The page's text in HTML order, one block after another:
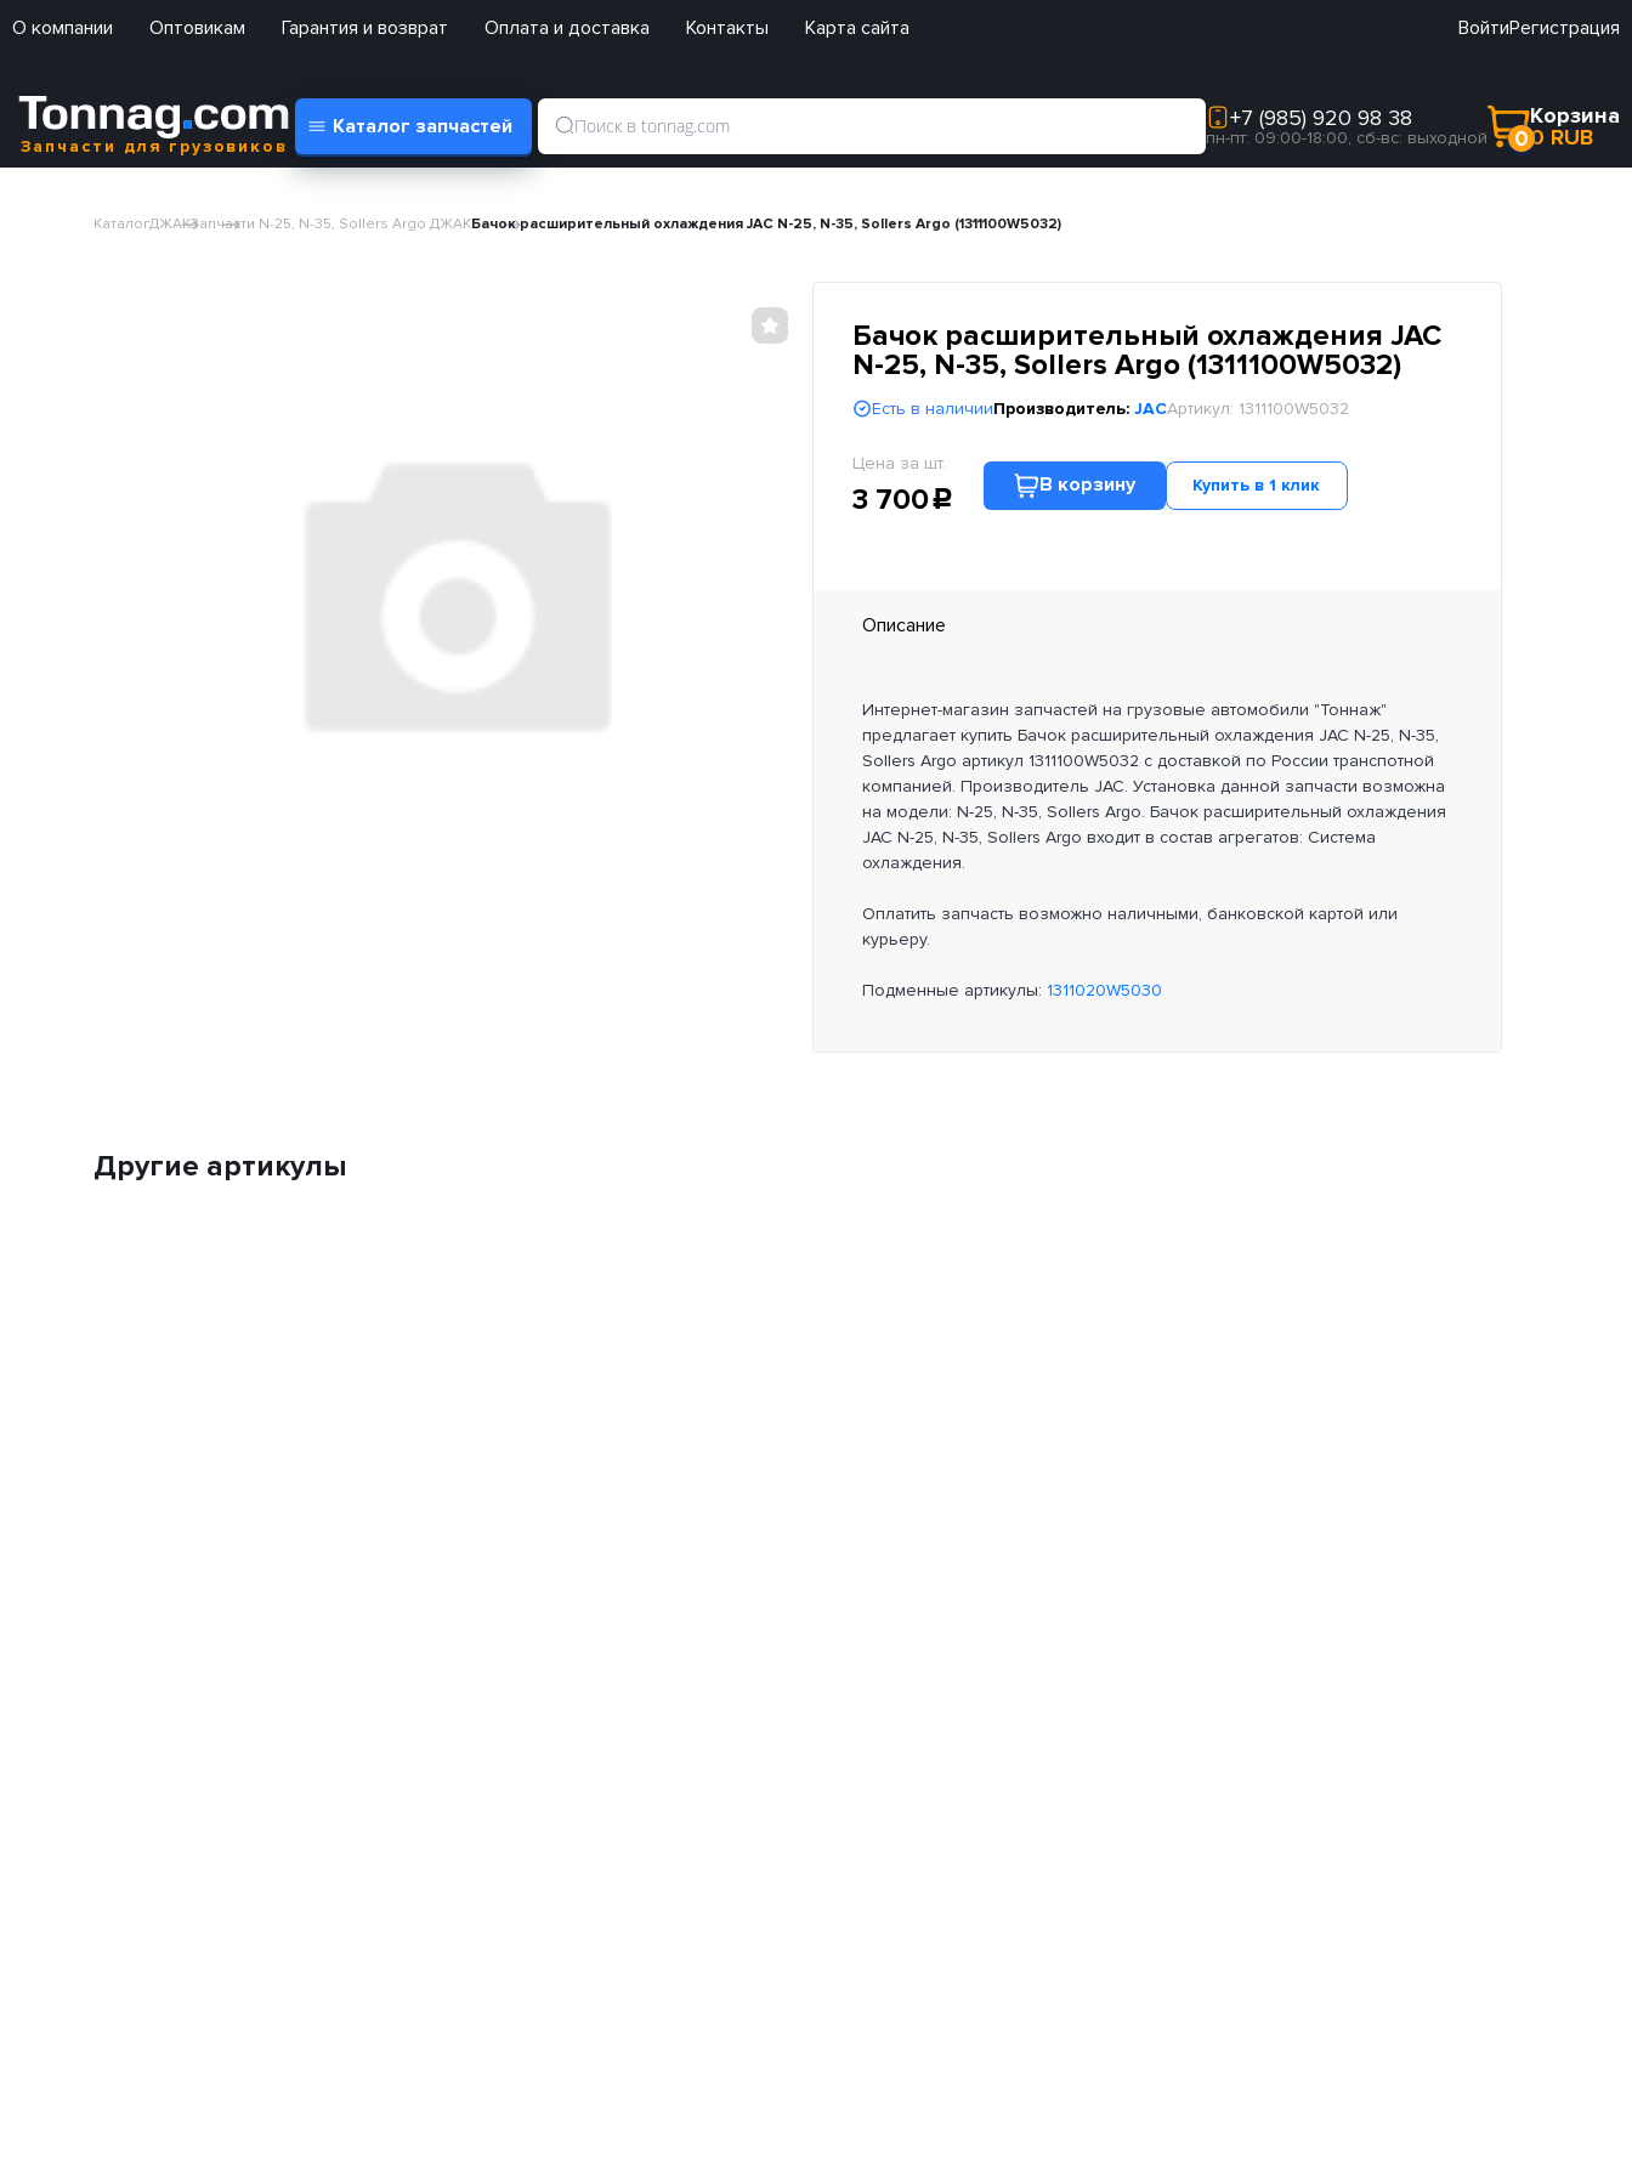
О компании Оптовикам Гарантия и возврат Оплата и доставка Контакты Карта сайта ВойтиРегистрация
Запчасти для грузовиков
Каталог запчастей +7 (985) 920 98 38
пн-пт: 09:00-18:00, сб-вс: выходной 0
Корзина
0 RUB
КаталогДЖАКЗапчасти N-25, N-35, Sollers Argo ДЖАКБачок расширительный охлаждения JAC N-25, N-35, Sollers Argo (1311100W5032)
Бачок расширительный охлаждения JAC
N-25, N-35, Sollers Argo (1311100W5032)
Есть в наличииПроизводитель: JACАртикул: 1311100W5032
Цена за шт.
3 700c
В корзину Купить в 1 клик
Описание
Интернет-магазин запчастей на грузовые автомобили "Тоннаж"
предлагает купить Бачок расширительный охлаждения JAC N-25, N-35,
Sollers Argo артикул 1311100W5032 с доставкой по России транспотной
компанией. Производитель JAC. Установка данной запчасти возможна
на модели: N-25, N-35, Sollers Argo. Бачок расширительный охлаждения
JAC N-25, N-35, Sollers Argo входит в состав агрегатов: Система
охлаждения.
Оплатить запчасть возможно наличными, банковской картой или
курьеру.
Подменные артикулы: 1311020W5030
Другие артикулы